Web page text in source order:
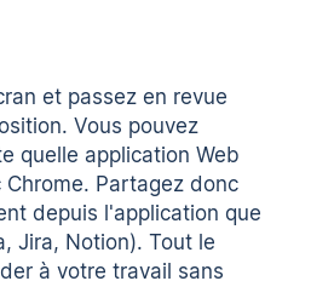
et passez en revue
Vous pouvez
quelle application Web
Partagez donc
depuis l'application que
Jira, Notion). Tout le
à votre travail sans